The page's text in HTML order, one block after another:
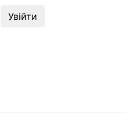
Увійти